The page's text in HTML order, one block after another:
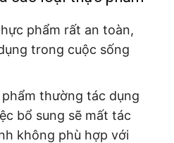
phẩm rất an toàn,
trong cuộc sống
thường tác dụng
bổ sung sẽ mất tác
không phù hợp với